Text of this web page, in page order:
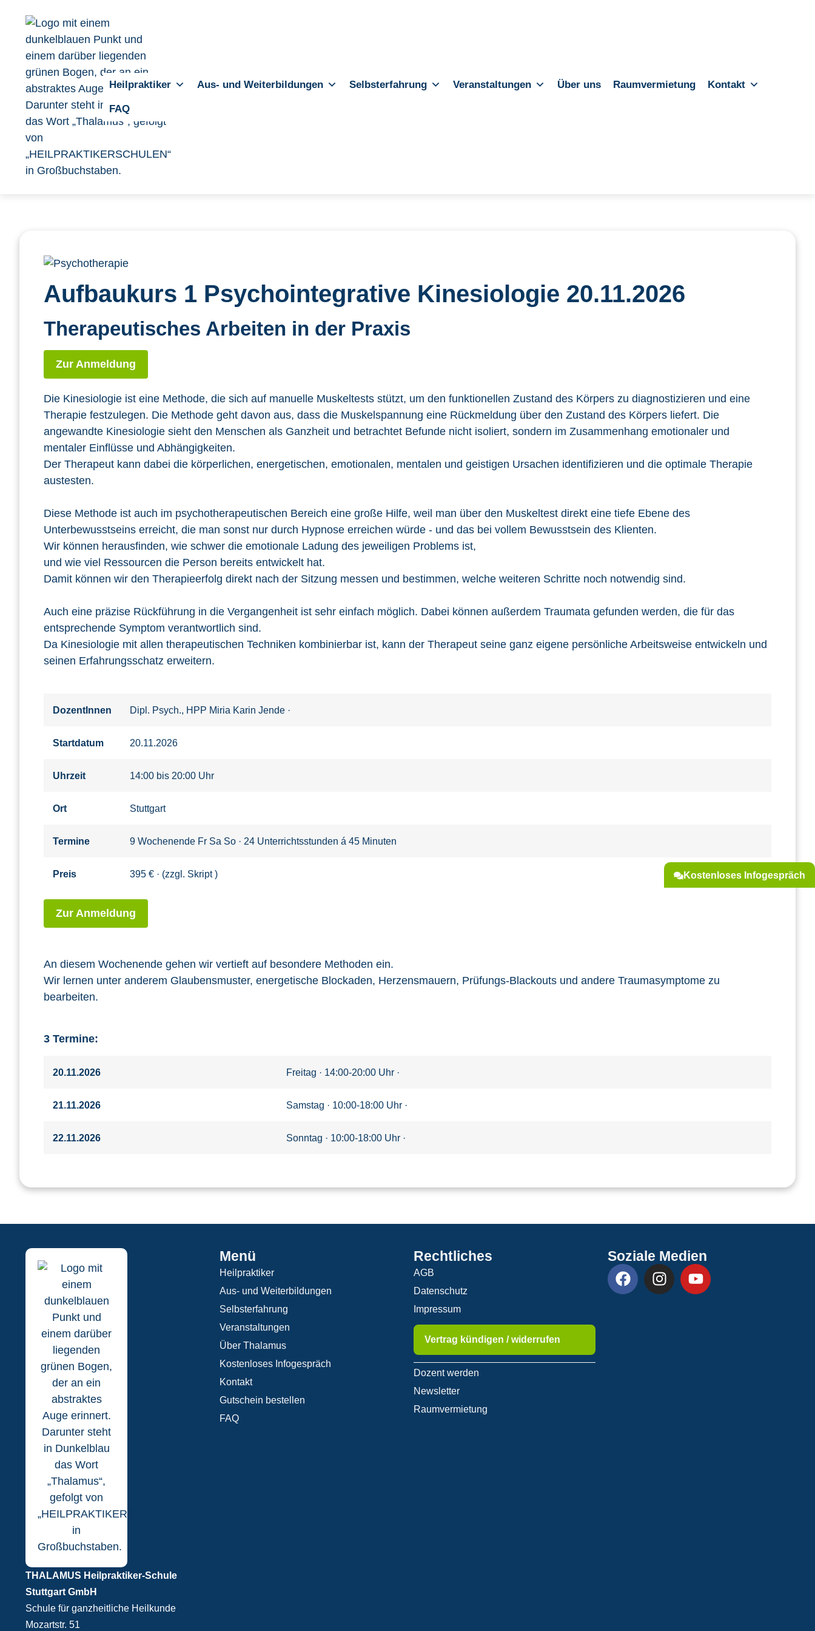
Heilpraktiker Aus- und Weiterbildungen Selbsterfahrung Veranstaltungen Über uns Raumvermietung Kontakt
FAQ
Kostenloses Infogespräch
Aufbaukurs 1 Psychointegrative Kinesiologie 20.11.2026
Therapeutisches Arbeiten in der Praxis
Zur Anmeldung
Die Kinesiologie ist eine Methode, die sich auf manuelle Muskeltests stützt, um den funktionellen Zustand des Körpers zu diagnostizieren und eine
Therapie festzulegen. Die Methode geht davon aus, dass die Muskelspannung eine Rückmeldung über den Zustand des Körpers liefert. Die
angewandte Kinesiologie sieht den Menschen als Ganzheit und betrachtet Befunde nicht isoliert, sondern im Zusammenhang emotionaler und
mentaler Einflüsse und Abhängigkeiten.
Der Therapeut kann dabei die körperlichen, energetischen, emotionalen, mentalen und geistigen Ursachen identifizieren und die optimale Therapie
austesten.
Diese Methode ist auch im psychotherapeutischen Bereich eine große Hilfe, weil man über den Muskeltest direkt eine tiefe Ebene des
Unterbewusstseins erreicht, die man sonst nur durch Hypnose erreichen würde - und das bei vollem Bewusstsein des Klienten.
Wir können herausfinden, wie schwer die emotionale Ladung des jeweiligen Problems ist,
und wie viel Ressourcen die Person bereits entwickelt hat.
Damit können wir den Therapieerfolg direkt nach der Sitzung messen und bestimmen, welche weiteren Schritte noch notwendig sind.
Auch eine präzise Rückführung in die Vergangenheit ist sehr einfach möglich. Dabei können außerdem Traumata gefunden werden, die für das
entsprechende Symptom verantwortlich sind.
Da Kinesiologie mit allen therapeutischen Techniken kombinierbar ist, kann der Therapeut seine ganz eigene persönliche Arbeitsweise entwickeln und
seinen Erfahrungsschatz erweitern.
DozentInnen Dipl. Psych., HPP Miria Karin Jende ·
Startdatum 20.11.2026
Uhrzeit 14:00 bis 20:00 Uhr
Ort Stuttgart
Termine 9 Wochenende Fr Sa So · 24 Unterrichtsstunden á 45 Minuten
Preis 395 € · (zzgl. Skript )
Zur Anmeldung
An diesem Wochenende gehen wir vertieft auf besondere Methoden ein.
Wir lernen unter anderem Glaubensmuster, energetische Blockaden, Herzensmauern, Prüfungs-Blackouts und andere Traumasymptome zu
bearbeiten.
3 Termine:
20.11.2026 Freitag · 14:00-20:00 Uhr ·
21.11.2026 Samstag · 10:00-18:00 Uhr ·
22.11.2026 Sonntag · 10:00-18:00 Uhr ·
THALAMUS Heilpraktiker-Schule
Stuttgart GmbH
Schule für ganzheitliche Heilkunde
Mozartstr. 51
Menü
Heilpraktiker
Aus- und Weiterbildungen
Selbsterfahrung
Veranstaltungen
Über Thalamus
Kostenloses Infogespräch
Kontakt
Gutschein bestellen
FAQ
Rechtliches
AGB
Datenschutz
Impressum
Vertrag kündigen / widerrufen
Dozent werden
Newsletter
Raumvermietung
Soziale Medien